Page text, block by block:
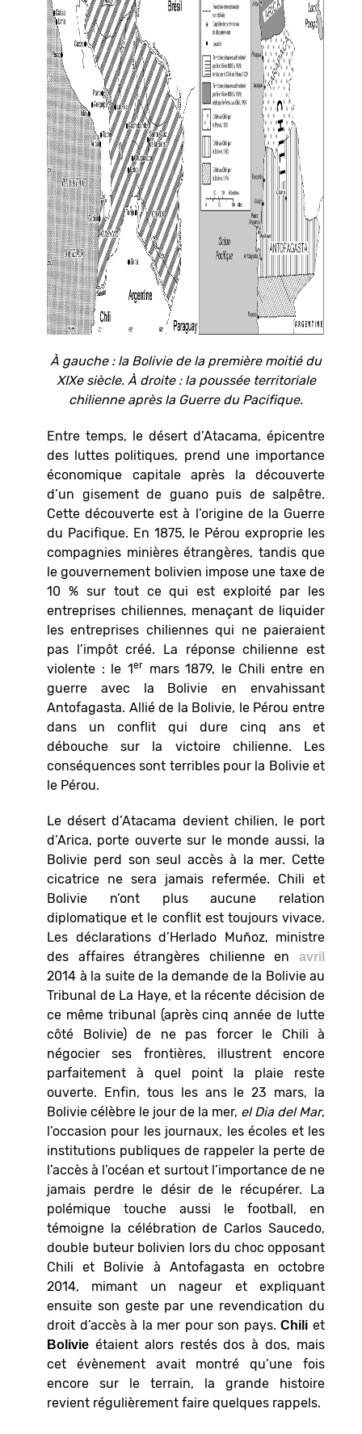
À gauche : la Bolivie de la première moitié du
XIXe siècle. À droite : la poussée territoriale
chilienne après la Guerre du Pacifique.
Entre temps, le désert d’Atacama, épicentre
des luttes politiques, prend une importance
économique capitale après la découverte
d’un gisement de guano puis de salpêtre.
Cette découverte est à l’origine de la Guerre
du Pacifique. En 1875, le Pérou exproprie les
compagnies minières étrangères, tandis que
le gouvernement bolivien impose une taxe de
10 % sur tout ce qui est exploité par les
entreprises chiliennes, menaçant de liquider
les entreprises chiliennes qui ne paieraient
pas l’impôt créé. La réponse chilienne est
violente : le 1er
mars 1879, le Chili entre en
guerre avec la Bolivie en envahissant
Antofagasta. Allié de la Bolivie, le Pérou entre
dans un conflit qui dure cinq ans et
débouche sur la victoire chilienne. Les
conséquences sont terribles pour la Bolivie et
le Pérou.
Le désert d’Atacama devient chilien, le port
d’Arica, porte ouverte sur le monde aussi, la
Bolivie perd son seul accès à la mer. Cette
cicatrice ne sera jamais refermée. Chili et
Bolivie n’ont plus aucune relation
diplomatique et le conflit est toujours vivace.
Les déclarations d’Herlado Muñoz, ministre
des affaires étrangères chilienne en avril
2014 à la suite de la demande de la Bolivie au
Tribunal de La Haye, et la récente décision de
ce même tribunal (après cinq année de lutte
côté Bolivie) de ne pas forcer le Chili à
négocier ses frontières, illustrent encore
parfaitement à quel point la plaie reste
ouverte. Enfin, tous les ans le 23 mars, la
Bolivie célèbre le jour de la mer, el Dia del Mar,
l’occasion pour les journaux, les écoles et les
institutions publiques de rappeler la perte de
l’accès à l’océan et surtout l’importance de ne
jamais perdre le désir de le récupérer. La
polémique touche aussi le football, en
témoigne la célébration de Carlos Saucedo,
double buteur bolivien lors du choc opposant
Chili et Bolivie à Antofagasta en octobre
2014, mimant un nageur et expliquant
ensuite son geste par une revendication du
droit d’accès à la mer pour son pays.Chili et
Bolivie étaient alors restés dos à dos, mais
cet évènement avait montré qu’une fois
encore sur le terrain, la grande histoire
revient régulièrement faire quelques rappels.